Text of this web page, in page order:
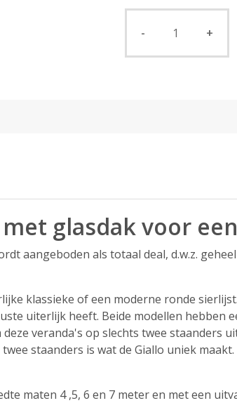
- +
glasdak voor
aangeboden als totaal deal, d.w.z.
klassieke of een moderne ronde
uiterlijk heeft. Beide modellen hebben
veranda's op slechts twee staanders
staanders is wat de Giallo uniek
maten 4 ,5, 6 en 7 meter en met een